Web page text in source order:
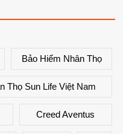
Bảo Hiểm Nhân Thọ
Thọ Sun Life Việt Nam
Creed Aventus